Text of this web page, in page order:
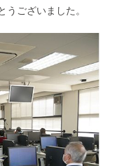
ございました。